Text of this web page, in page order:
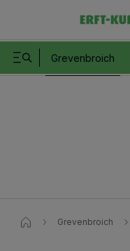
Grevenbroich
Grevenbroich